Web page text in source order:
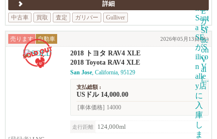
詳細
中古車
買取 査定 ガリバー Gulliver
売ります 自動車 2026年05月13日(水)
2018 トヨタ RAV4 XLE
2018 Toyota RAV4 XLE
San Jose, California, 95129
支払総額 :
USドル 14,000.00
[車体価格] 14000
走行距離
124,000ml